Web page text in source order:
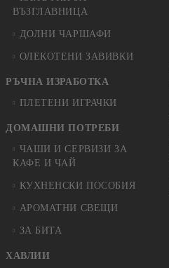
ВЪЗГЛАВНИЦА
ДОЛНИ ЧАРШАФИ
ОЛЕКОТЕНИ ЗАВИВКИ
РЪЧНА ИЗРАБОТКА
ПЛЕТЕНИ ИГРАЧКИ
ДОМАШНИ ПОТРЕБИ
ЧАШИ И СЕРВИЗИ ЗА
КАФЕ И ЧАЙ
КУХНЕНСКИ ПОСОБИЯ
АРОМАТНИ СВЕЩИ
ЗА БИТА
ХАВЛИИ